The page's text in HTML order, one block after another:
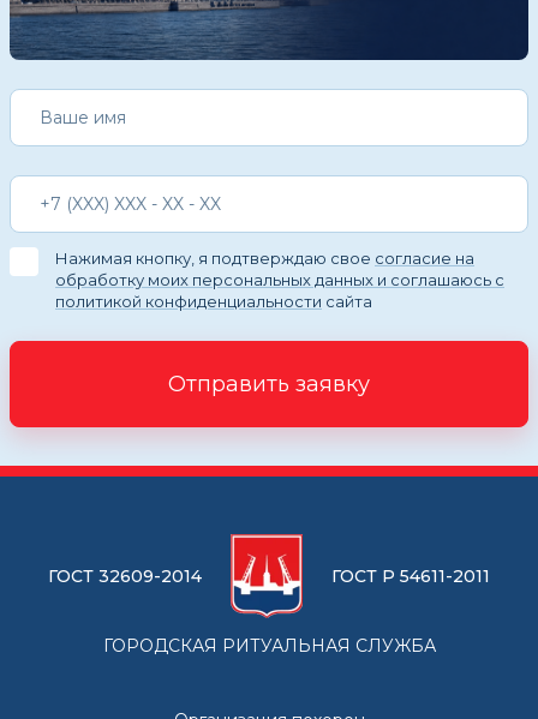
Нажимая кнопку, я подтверждаю свое согласие на
обработку моих персональных данных и соглашаюсь с
политикой конфиденциальности сайта
Отправить заявку
ГОСТ 32609-2014 ГОСТ Р 54611-2011
ГОРОДСКАЯ РИТУАЛЬНАЯ СЛУЖБА